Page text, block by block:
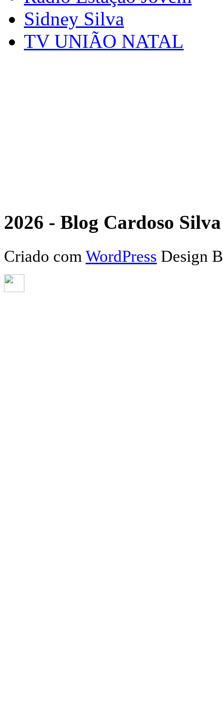
Sidney Silva
TV UNIÃO NATAL
2026 - Blog Cardoso
Criado com WordPress Design